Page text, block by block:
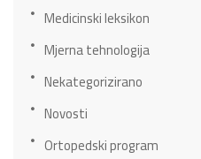
Medicinski leksikon
Mjerna tehnologija
Nekategorizirano
Novosti
Ortopedski program